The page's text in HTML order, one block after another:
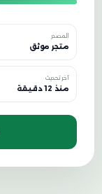
المصدر
متجر موثق
آخر تحديث
منذ 12 دقيقة